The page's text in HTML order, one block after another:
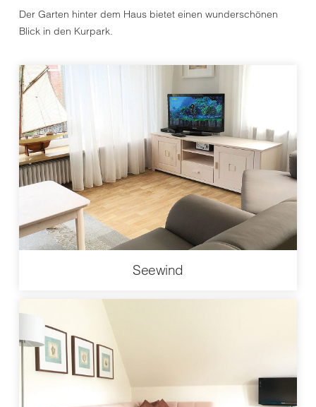
Der Garten hinter dem Haus bietet einen wunderschönen
Blick in den Kurpark.
Seewind